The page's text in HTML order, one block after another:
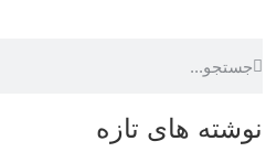
نوشته های تازه